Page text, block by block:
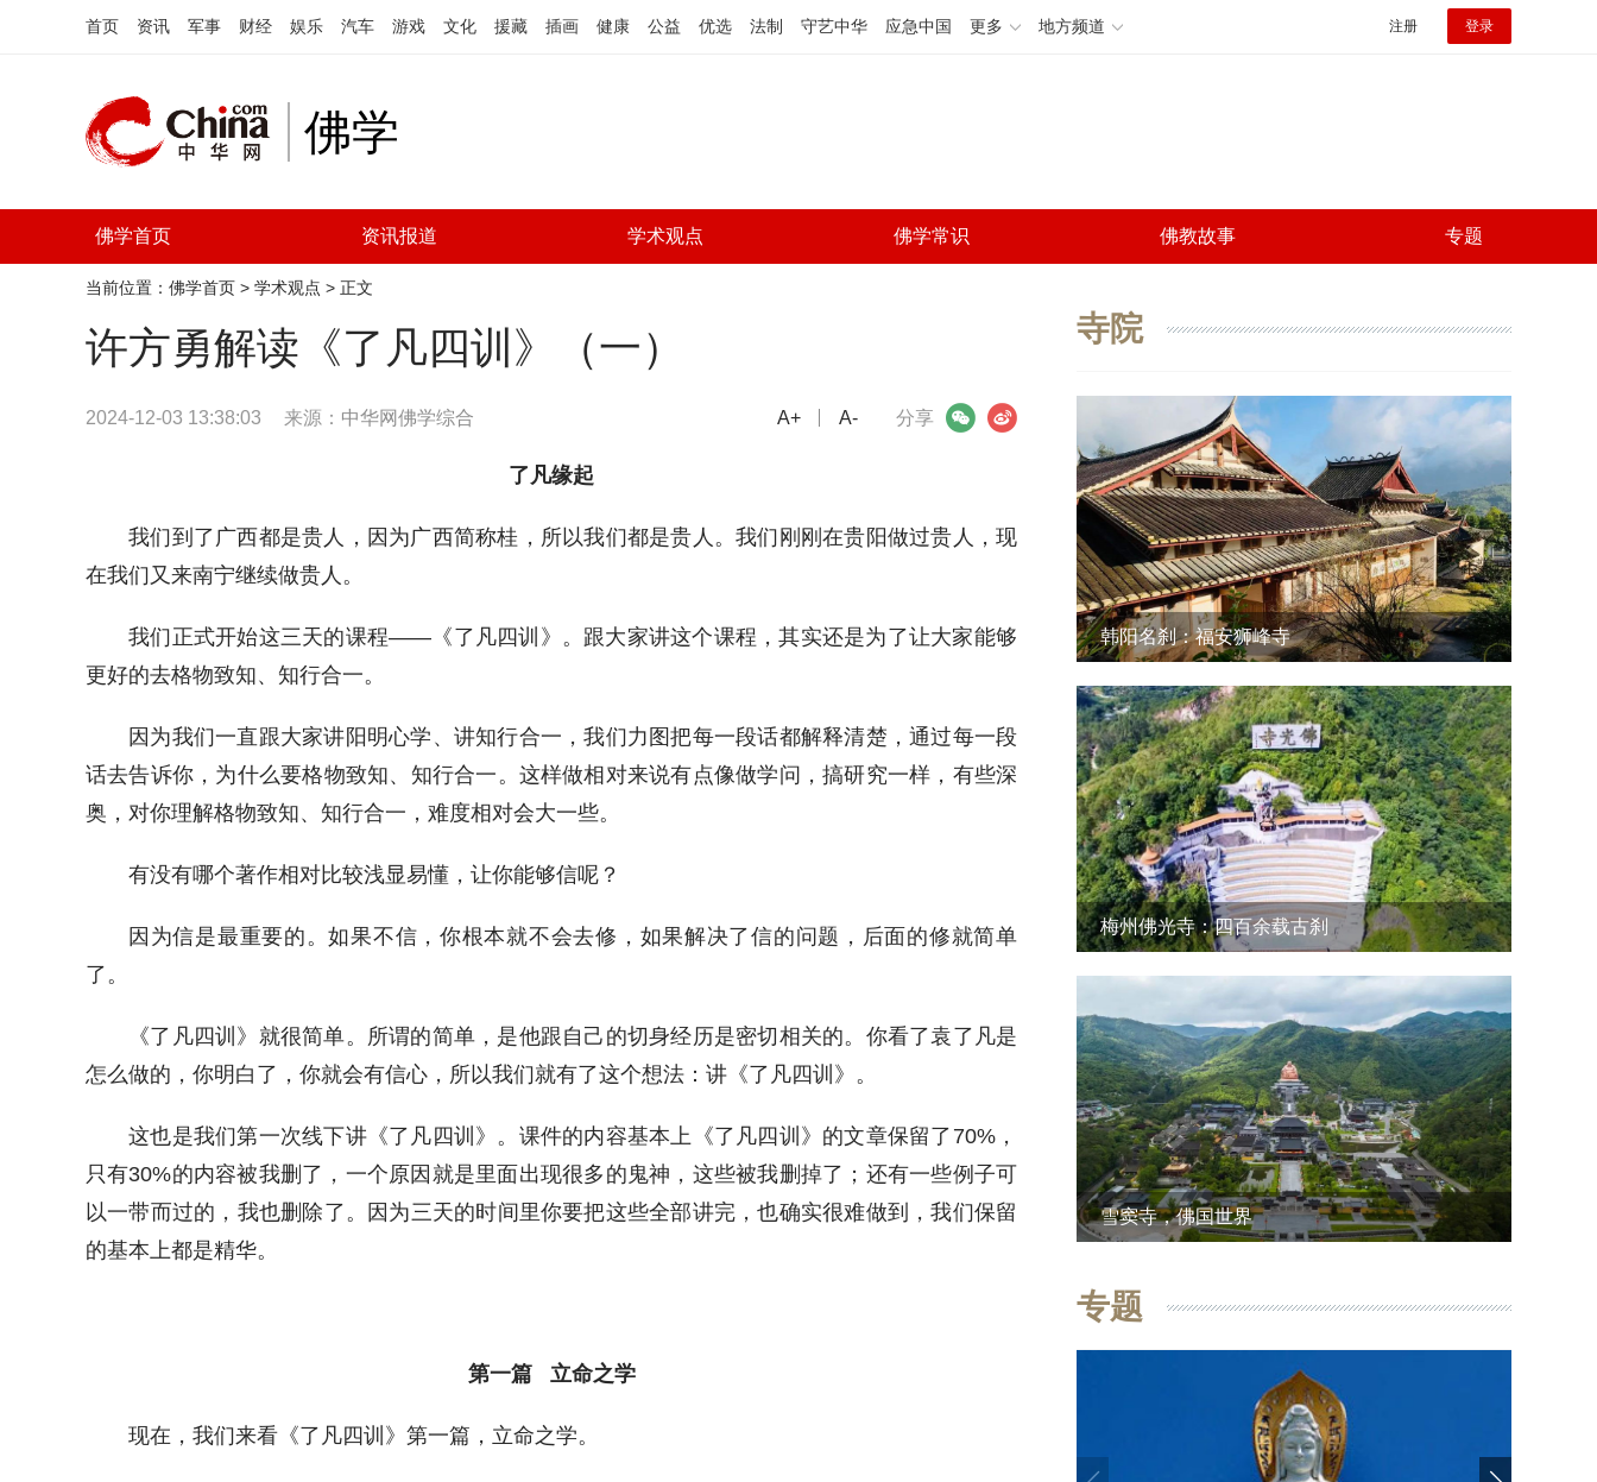
首页 资讯 军事 财经 娱乐 汽车 游戏 文化 援藏 插画 健康 公益 优选 法制 守艺中华 应急中国 更多 地方频道 注册 登录
佛学
佛学首页 资讯报道 学术观点 佛学常识 佛教故事 专题
当前位置： 佛学首页 > 学术观点 > 正文
许方勇解读《了凡四训》（一）
2024-12-03 13:38:03 来源： 中华网佛学综合 分享
微信 微博
A+ A-
了凡缘起
我们到了广西都是贵人，因为广西简称桂，所以我们都是贵人。我们刚刚在贵阳做过贵人，现
在我们又来南宁继续做贵人。
我们正式开始这三天的课程——《了凡四训》。跟大家讲这个课程，其实还是为了让大家能够
更好的去格物致知、知行合一。
因为我们一直跟大家讲阳明心学、讲知行合一，我们力图把每一段话都解释清楚，通过每一段
话去告诉你，为什么要格物致知、知行合一。这样做相对来说有点像做学问，搞研究一样，有些深
奥，对你理解格物致知、知行合一，难度相对会大一些。
有没有哪个著作相对比较浅显易懂，让你能够信呢？
因为信是最重要的。如果不信，你根本就不会去修，如果解决了信的问题，后面的修就简单
了。
《了凡四训》就很简单。所谓的简单，是他跟自己的切身经历是密切相关的。你看了袁了凡是
怎么做的，你明白了，你就会有信心，所以我们就有了这个想法：讲《了凡四训》。
这也是我们第一次线下讲《了凡四训》。课件的内容基本上《了凡四训》的文章保留了70%，
只有30%的内容被我删了，一个原因就是里面出现很多的鬼神，这些被我删掉了；还有一些例子可
以一带而过的，我也删除了。因为三天的时间里你要把这些全部讲完，也确实很难做到，我们保留
的基本上都是精华。
第一篇 立命之学
现在，我们来看《了凡四训》第一篇，立命之学。
寺院
韩阳名刹：福安狮峰寺
梅州佛光寺：四百余载古刹
雪窦寺，佛国世界
专题